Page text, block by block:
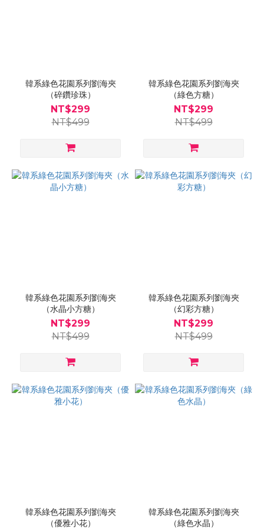
韓系綠色花園系列劉海夾
（碎鑽珍珠）
NT$299
NT$499
韓系綠色花園系列劉海夾
（綠色方糖）
NT$299
NT$499
韓系綠色花園系列劉海夾
（水晶小方糖）
NT$299
NT$499
韓系綠色花園系列劉海夾
（幻彩方糖）
NT$299
NT$499
韓系綠色花園系列劉海夾
（優雅小花）
韓系綠色花園系列劉海夾
（綠色水晶）